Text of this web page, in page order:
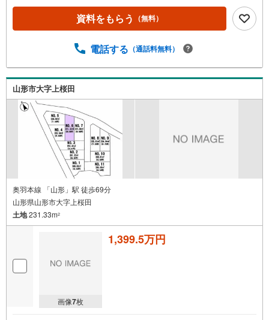
資料をもらう （無料）
電話する （通話料無料）
山形市大字上桜田
奥羽本線 「山形」駅 徒歩69分
山形県山形市大字上桜田
土地231.33m2
画像7枚
1,399.5万円